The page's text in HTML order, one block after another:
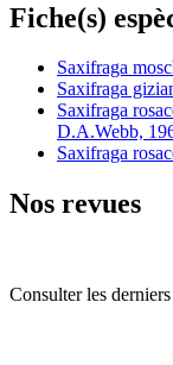
Fiche(s)
Saxifraga
Saxifraga
Saxifraga
D.A.Webb,
Saxifraga
Nos revues
Consulter les